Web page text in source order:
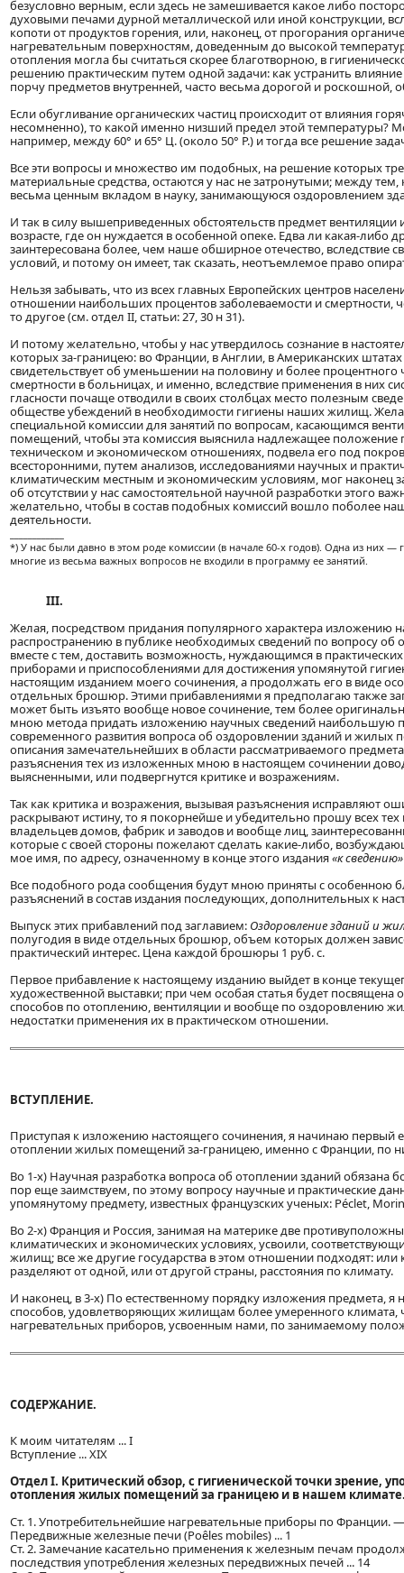
безусловно верным, если здесь не замешивается какое либо
духовыми печами дурной металлической или иной конструкции,
копоти от продуктов горения, или, наконец, от прогорания
нагревательным поверхностям, доведенным до высокой
отопления могла бы считаться скорее благотворною, в
решению практическим путем одной задачи: как устранить
порчу предметов внутренней, часто весьма дорогой и роскошной,
Если обугливание органических частиц происходит от влияния
несомненно), то какой именно низший предел этой температуры?
например, между 60° и 65° Ц. (около 50° Р.) и тогда все решение
Все эти вопросы и множество им подобных, на решение которых
материальные средства, остаются у нас не затронутыми; между
весьма ценным вкладом в науку, занимающуюся оздоровлением
И так в силу вышеприведенных обстоятельств предмет
возрасте, где он нуждается в особенной опеке. Едва ли какая-
заинтересована более, чем наше обширное отечество, вследствие
условий, и потому он имеет, так сказать, неотъемлемое право
Нельзя забывать, что из всех главных Европейских центров
отношении наибольших процентов заболеваемости и смертности,
то другое (см. отдел II, статьи: 27, 30 н 31).
И потому желательно, чтобы у нас утвердилось сознание в
которых за-границею: во Франции, в Англии, в Американских
свидетельствует об уменьшении на половину и более
смертности в больницах, и именно, вследствие применения в них
гласности почаще отводили в своих столбцах место полезным
обществе убеждений в необходимости гигиены наших жилищ.
специальной комиссии для занятий по вопросам, касающимся
помещений, чтобы эта комиссия выяснила надлежащее положение
техническом и экономическом отношениях, подвела его под
всесторонними, путем анализов, исследованиями научных и
климатическим местным и экономическим условиям, мог наконец
об отсутствии у нас самостоятельной научной разработки этого
желательно, чтобы в состав подобных комиссий вошло поболее
деятельности.
*) У нас были давно в этом роде комиссии (в начале 60-х годов). Одна из них
многие из весьма важных вопросов не входили в программу ее занятий.
III.
Желая, посредством придания популярного характера изложению
распространению в публике необходимых сведений по вопросу
вместе с тем, доставить возможность, нуждающимся в
приборами и приспособлениями для достижения упомянутой
настоящим изданием моего сочинения, а продолжать его в виде
отдельных брошюр. Этими прибавлениями я предполагаю также
может быть изъято вообще новое сочинение, тем более
мною метода придать изложению научных сведений наибольшую
современного развития вопроса об оздоровлении зданий и
описания замечательнейших в области рассматриваемого
разъяснения тех из изложенных мною в настоящем сочинении
выясненными, или подвергнутся критике и возражениям.
Так как критика и возражения, вызывая разъяснения исправляют
раскрывают истину, то я покорнейше и убедительно прошу всех
владельцев домов, фабрик и заводов и вообще лиц,
которые с своей стороны пожелают сделать какие-либо,
мое имя, по адресу, означенному в конце этого издания«к сведению»
Все подобного рода сообщения будут мною приняты с особенною
разъяснений в состав издания последующих, дополнительных к
Выпуск этих прибавлений под заглавием: Оздоровление зданий и
полугодия в виде отдельных брошюр, объем которых должен
практический интерес. Цена каждой брошюры 1 руб. с.
Первое прибавление к настоящему изданию выйдет в конце
художественной выставки; при чем особая статья будет
способов по отоплению, вентиляции и вообще по оздоровлению
недостатки применения их в практическом отношении.
ВСТУПЛЕНИЕ.
Приступая к изложению настоящего сочинения, я начинаю первый
отоплении жилых помещений за-границею, именно с Франции, по
Во 1-х) Научная разработка вопроса об отоплении зданий обязана
пор еще заимствуем, по этому вопросу научные и практические
упомянутому предмету, известных французских ученых: Péclet,
Во 2-х) Франция и Россия, занимая на материке две
климатических и экономических условиях, усвоили,
жилищ; все же другие государства в этом отношении подходят:
разделяют от одной, или от другой страны, расстояния по климату.
И наконец, в 3-х) По естественному порядку изложения предмета,
способов, удовлетворяющих жилищам более умеренного климата,
нагревательных приборов, усвоенным нами, по занимаемому
СОДЕРЖАНИЕ.
К моим читателям ... I
Вступление ... XIX
Отдел I. Критический обзор, с гигиенической точки зрение,
отопления жилых помещений за границею и в нашем
Ст. 1. Употребительнейшие нагревательные приборы по
Передвижные железные печи (Poêles mobiles) ... 1
Ст. 2. Замечание касательно применения к железным печам
последствия употребления железных передвижных печей ... 14